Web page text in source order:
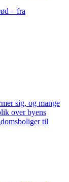
– fra
sig, og mange
over byens
til